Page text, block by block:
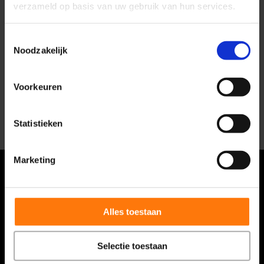
verzameld op basis van uw gebruik van hun services.
Noodzakelijk
Voorkeuren
Statistieken
Marketing
Alles toestaan
Selectie toestaan
Dit is bijEvolution Fysiotherapiedan ook een
harde randvoorwaarde, voordat met
90% van de mensen die bij ons onder behandeling is
geweest, kan daarna ook weer doen wat hij wil en is
pijnvrij. Wij vertellen u graag meer over onze